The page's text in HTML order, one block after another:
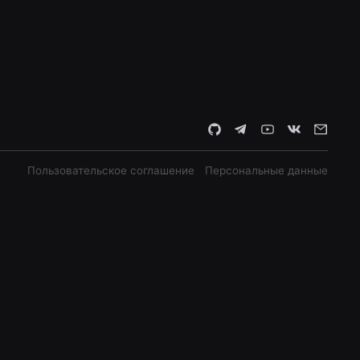
Пользовательское соглашение Персональные данные